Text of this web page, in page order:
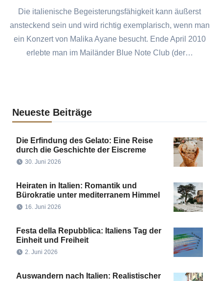
Die italienische Begeisterungsfähigkeit kann äußerst
ansteckend sein und wird richtig exemplarisch, wenn man
ein Konzert von Malika Ayane besucht. Ende April 2010
erlebte man im Mailänder Blue Note Club (der…
Neueste Beiträge
Die Erfindung des Gelato: Eine Reise
durch die Geschichte der Eiscreme
30. Juni 2026
Heiraten in Italien: Romantik und
Bürokratie unter mediterranem Himmel
16. Juni 2026
Festa della Repubblica: Italiens Tag der
Einheit und Freiheit
2. Juni 2026
Auswandern nach Italien: Realistischer